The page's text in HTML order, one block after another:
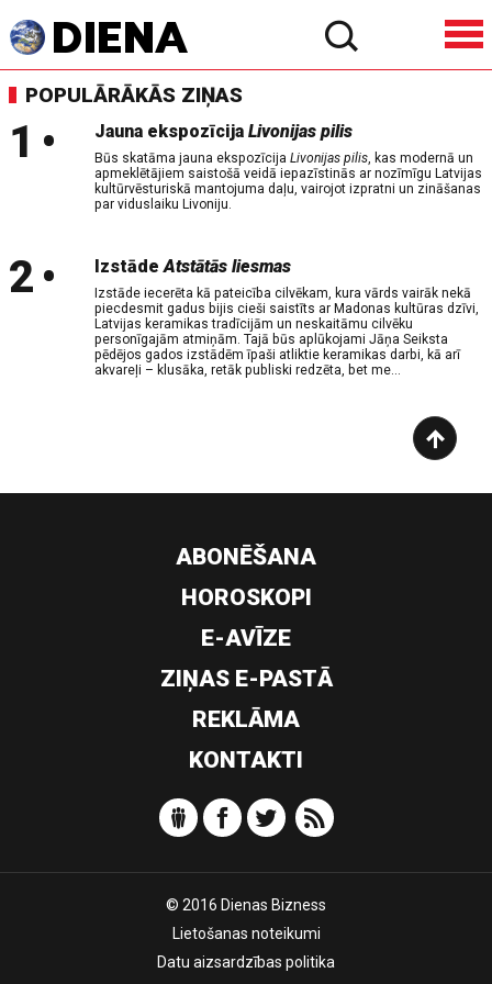
POPULĀRĀKĀS ZIŅAS
1 • Jauna ekspozīcija Livonijas pilis
Būs skatāma jauna ekspozīcija Livonijas pilis, kas modernā un
apmeklētājiem saistošā veidā iepazīstinās ar nozīmīgu Latvijas
kultūrvēsturiskā mantojuma daļu, vairojot izpratni un zināšanas
par viduslaiku Livoniju.
2 • IzstādeAtstātās liesmas
Izstāde iecerēta kā pateicība cilvēkam, kura vārds vairāk nekā
piecdesmit gadus bijis cieši saistīts ar Madonas kultūras dzīvi,
Latvijas keramikas tradīcijām un neskaitāmu cilvēku
personīgajām atmiņām. Tajā būs aplūkojami Jāņa Seiksta
pēdējos gados izstādēm īpaši atliktie keramikas darbi, kā arī
akvareļi – klusāka, retāk publiski redzēta, bet me...
ABONĒŠANA
HOROSKOPI
E-AVĪZE
ZIŅAS E-PASTĀ
REKLĀMA
KONTAKTI
© 2016 Dienas Bizness
Lietošanas noteikumi
Datu aizsardzības politika